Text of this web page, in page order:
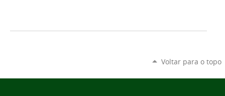
Voltar para o topo